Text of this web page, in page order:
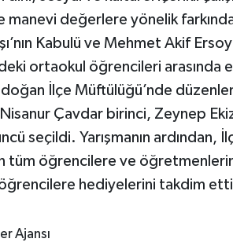
değerlere yönelik
Kabulü ve Mehmet Akif
ortaokul öğrencileri arasında
İlçe Müftülüğü’nde
Çavdar birinci, Zeynep
seçildi. Yarışmanın ardından,
tüm öğrencilere ve
hediyelerini takdim
Ajansı